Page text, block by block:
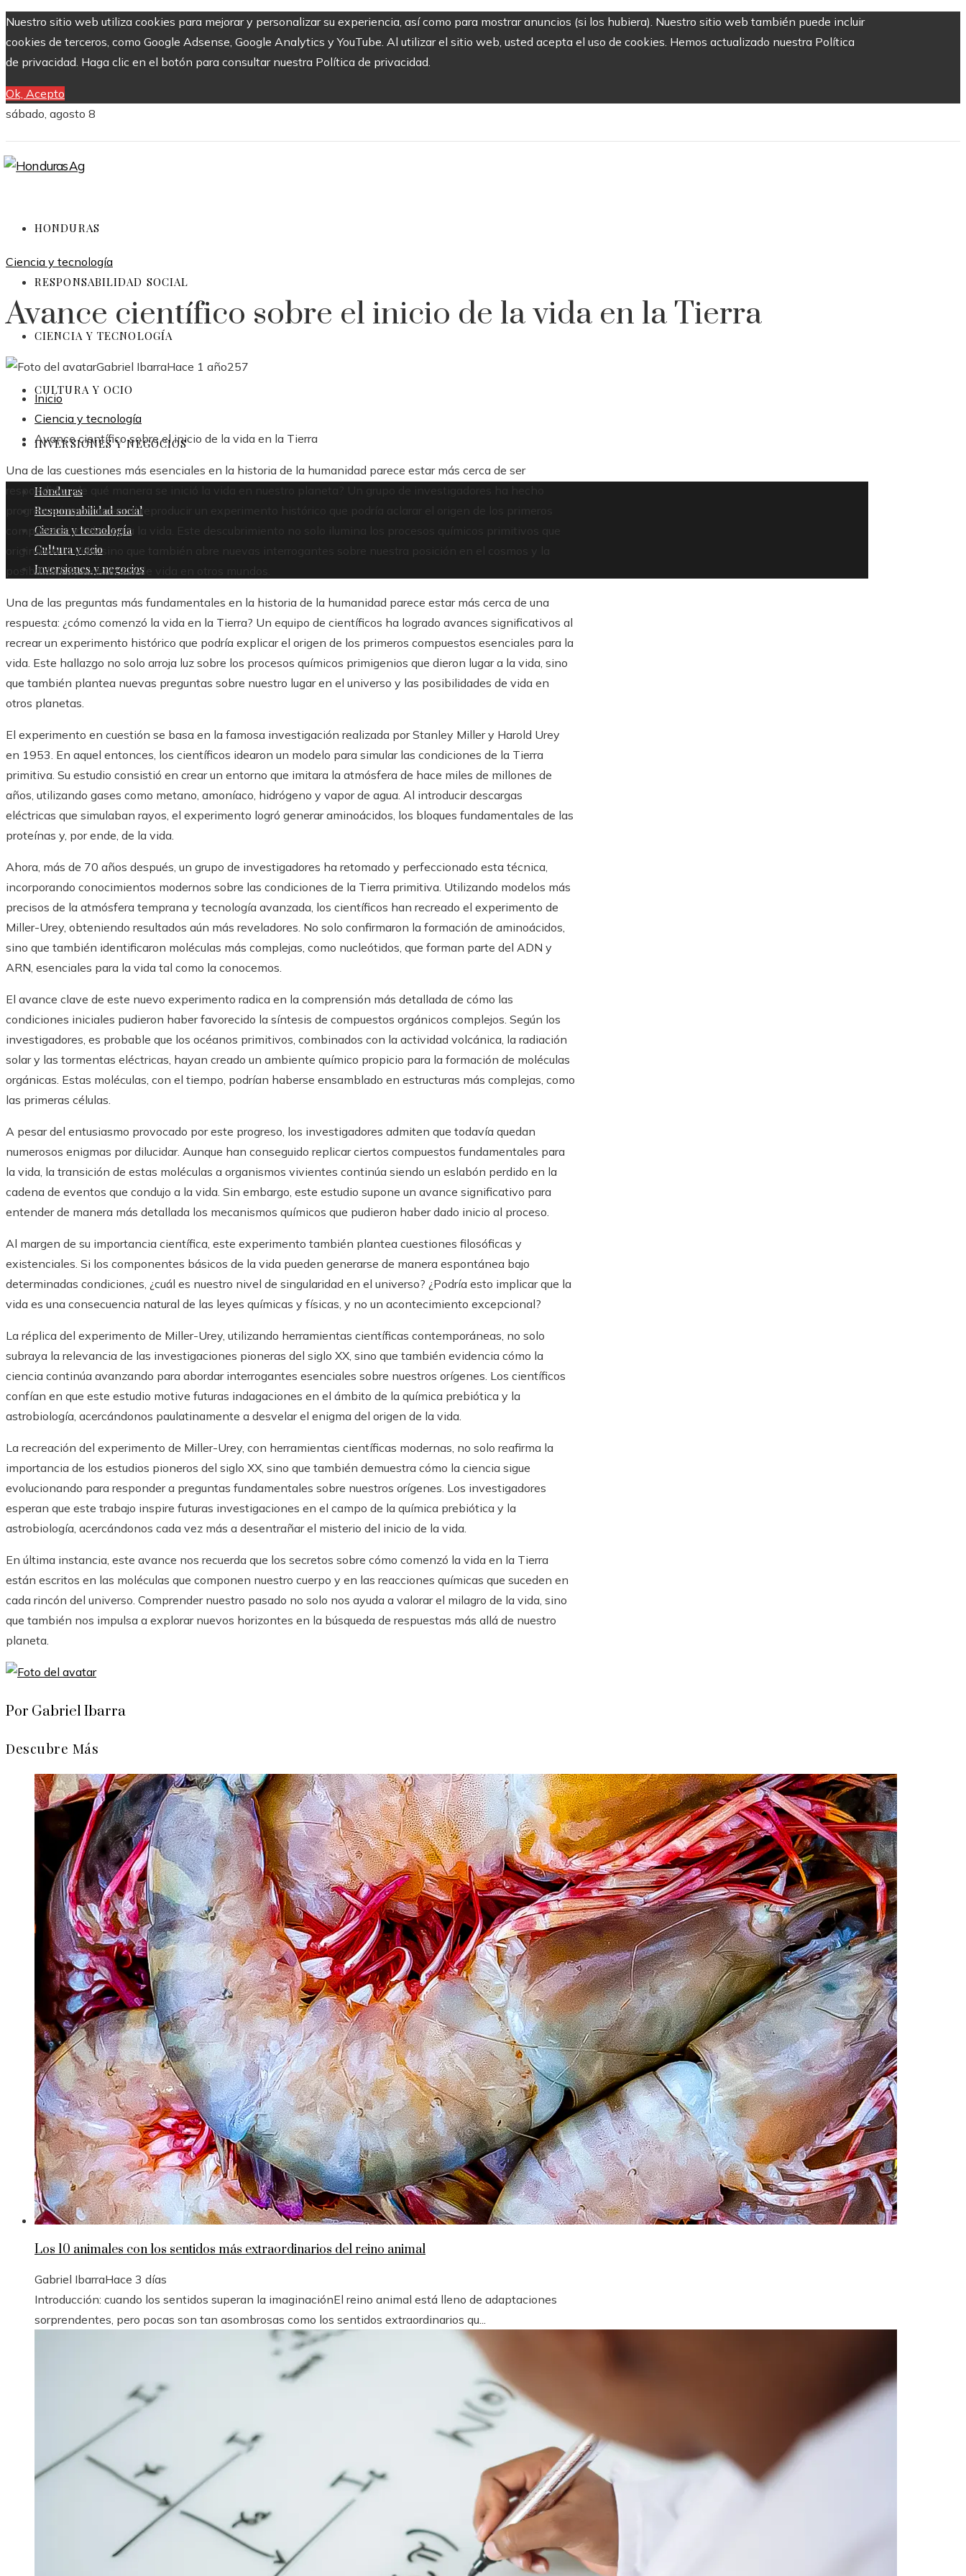
Nuestro sitio web utiliza cookies para mejorar y personalizar su experiencia, así como para mostrar anuncios (si los hubiera). Nuestro sitio web también puede incluir
cookies de terceros, como Google Adsense, Google Analytics y YouTube. Al utilizar el sitio web, usted acepta el uso de cookies. Hemos actualizado nuestra Política
de privacidad. Haga clic en el botón para consultar nuestra Política de privacidad.
Ok, Acepto
sábado, agosto 8
HONDURAS
RESPONSABILIDAD SOCIAL
CIENCIA Y TECNOLOGÍA
CULTURA Y OCIO
INVERSIONES Y NEGOCIOS
Honduras
Responsabilidad social
Ciencia y tecnología
Cultura y ocio
Inversiones y negocios
Ciencia y tecnología
Avance científico sobre el inicio de la vida en la Tierra
Gabriel IbarraHace 1 año257
Inicio
Ciencia y tecnología
Avance científico sobre el inicio de la vida en la Tierra
Una de las cuestiones más esenciales en la historia de la humanidad parece estar más cerca de ser
respondida: ¿de qué manera se inició la vida en nuestro planeta? Un grupo de investigadores ha hecho
progresos importantes al reproducir un experimento histórico que podría aclarar el origen de los primeros
compuestos vitales para la vida. Este descubrimiento no solo ilumina los procesos químicos primitivos que
originaron la vida, sino que también abre nuevas interrogantes sobre nuestra posición en el cosmos y la
posibilidad de existencia de vida en otros mundos.
Una de las preguntas más fundamentales en la historia de la humanidad parece estar más cerca de una
respuesta: ¿cómo comenzó la vida en la Tierra? Un equipo de científicos ha logrado avances significativos al
recrear un experimento histórico que podría explicar el origen de los primeros compuestos esenciales para la
vida. Este hallazgo no solo arroja luz sobre los procesos químicos primigenios que dieron lugar a la vida, sino
que también plantea nuevas preguntas sobre nuestro lugar en el universo y las posibilidades de vida en
otros planetas.
El experimento en cuestión se basa en la famosa investigación realizada por Stanley Miller y Harold Urey
en 1953. En aquel entonces, los científicos idearon un modelo para simular las condiciones de la Tierra
primitiva. Su estudio consistió en crear un entorno que imitara la atmósfera de hace miles de millones de
años, utilizando gases como metano, amoníaco, hidrógeno y vapor de agua. Al introducir descargas
eléctricas que simulaban rayos, el experimento logró generar aminoácidos, los bloques fundamentales de las
proteínas y, por ende, de la vida.
Ahora, más de 70 años después, un grupo de investigadores ha retomado y perfeccionado esta técnica,
incorporando conocimientos modernos sobre las condiciones de la Tierra primitiva. Utilizando modelos más
precisos de la atmósfera temprana y tecnología avanzada, los científicos han recreado el experimento de
Miller-Urey, obteniendo resultados aún más reveladores. No solo confirmaron la formación de aminoácidos,
sino que también identificaron moléculas más complejas, como nucleótidos, que forman parte del ADN y
ARN, esenciales para la vida tal como la conocemos.
El avance clave de este nuevo experimento radica en la comprensión más detallada de cómo las
condiciones iniciales pudieron haber favorecido la síntesis de compuestos orgánicos complejos. Según los
investigadores, es probable que los océanos primitivos, combinados con la actividad volcánica, la radiación
solar y las tormentas eléctricas, hayan creado un ambiente químico propicio para la formación de moléculas
orgánicas. Estas moléculas, con el tiempo, podrían haberse ensamblado en estructuras más complejas, como
las primeras células.
A pesar del entusiasmo provocado por este progreso, los investigadores admiten que todavía quedan
numerosos enigmas por dilucidar. Aunque han conseguido replicar ciertos compuestos fundamentales para
la vida, la transición de estas moléculas a organismos vivientes continúa siendo un eslabón perdido en la
cadena de eventos que condujo a la vida. Sin embargo, este estudio supone un avance significativo para
entender de manera más detallada los mecanismos químicos que pudieron haber dado inicio al proceso.
Al margen de su importancia científica, este experimento también plantea cuestiones filosóficas y
existenciales. Si los componentes básicos de la vida pueden generarse de manera espontánea bajo
determinadas condiciones, ¿cuál es nuestro nivel de singularidad en el universo? ¿Podría esto implicar que la
vida es una consecuencia natural de las leyes químicas y físicas, y no un acontecimiento excepcional?
La réplica del experimento de Miller-Urey, utilizando herramientas científicas contemporáneas, no solo
subraya la relevancia de las investigaciones pioneras del siglo XX, sino que también evidencia cómo la
ciencia continúa avanzando para abordar interrogantes esenciales sobre nuestros orígenes. Los científicos
confían en que este estudio motive futuras indagaciones en el ámbito de la química prebiótica y la
astrobiología, acercándonos paulatinamente a desvelar el enigma del origen de la vida.
La recreación del experimento de Miller-Urey, con herramientas científicas modernas, no solo reafirma la
importancia de los estudios pioneros del siglo XX, sino que también demuestra cómo la ciencia sigue
evolucionando para responder a preguntas fundamentales sobre nuestros orígenes. Los investigadores
esperan que este trabajo inspire futuras investigaciones en el campo de la química prebiótica y la
astrobiología, acercándonos cada vez más a desentrañar el misterio del inicio de la vida.
En última instancia, este avance nos recuerda que los secretos sobre cómo comenzó la vida en la Tierra
están escritos en las moléculas que componen nuestro cuerpo y en las reacciones químicas que suceden en
cada rincón del universo. Comprender nuestro pasado no solo nos ayuda a valorar el milagro de la vida, sino
que también nos impulsa a explorar nuevos horizontes en la búsqueda de respuestas más allá de nuestro
planeta.
Por Gabriel Ibarra
Descubre Más
Los 10 animales con los sentidos más extraordinarios del reino animal
Gabriel IbarraHace 3 días
Introducción: cuando los sentidos superan la imaginaciónEl reino animal está lleno de adaptaciones
sorprendentes, pero pocas son tan asombrosas como los sentidos extraordinarios qu...